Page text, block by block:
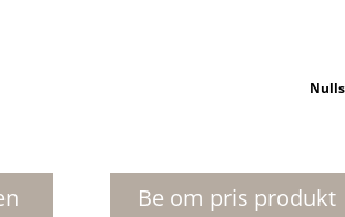
Be om pris produkt